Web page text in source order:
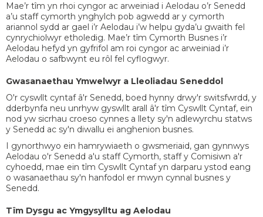
Mae’r tîm yn rhoi cyngor ac arweiniad i Aelodau o’r Senedd
a’u staff cymorth ynghylch pob agwedd ar y cymorth
ariannol sydd ar gael i’r Aelodau i’w helpu gyda’u gwaith fel
cynrychiolwyr etholedig. Mae’r tîm Cymorth Busnes i’r
Aelodau hefyd yn gyfrifol am roi cyngor ac arweiniad i’r
Aelodau o safbwynt eu rôl fel cyflogwyr.
Gwasanaethau Ymwelwyr a Lleoliadau Seneddol
O'r cyswllt cyntaf â'r Senedd, boed hynny drwy'r switsfwrdd, y
dderbynfa neu unrhyw gyswllt arall â'r tîm Cyswllt Cyntaf, ein
nod yw sicrhau croeso cynnes a llety sy'n adlewyrchu statws
y Senedd ac sy'n diwallu ei anghenion busnes.
I gynorthwyo ein hamrywiaeth o gwsmeriaid, gan gynnwys
Aelodau o'r Senedd a'u staff Cymorth, staff y Comisiwn a'r
cyhoedd, mae ein tîm Cyswllt Cyntaf yn darparu ystod eang
o wasanaethau sy'n hanfodol er mwyn cynnal busnes y
Senedd.
Tîm Dysgu ac Ymgysylltu ag Aelodau